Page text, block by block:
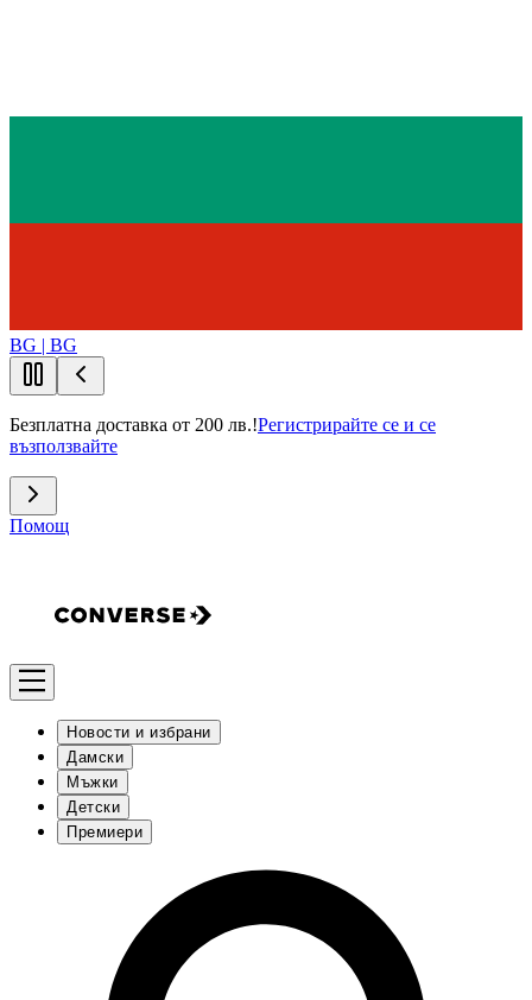
BG | BG
Безплатна доставка от 200 лв.!Регистрирайте се и се
възползвайте
Помощ
Новости и избрани
Дамски
Мъжки
Детски
Премиери